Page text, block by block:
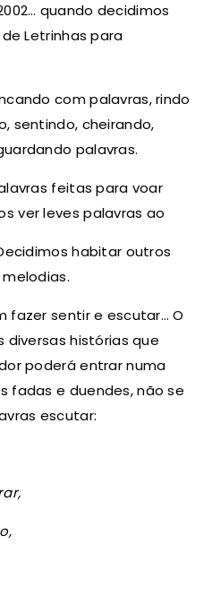
quando decidimos
Letrinhas para
com palavras, rindo
sentindo, cheirando,
palavras.
feitas para voar
ver leves palavras ao
habitar outros
fazer sentir e escutar… O
histórias que
poderá entrar numa
fadas e duendes, não se
escutar: